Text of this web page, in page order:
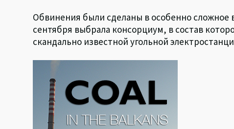
Обвинения были сделаны в особенно сложное
сентября выбрала консорциум, в состав
скандально известной угольной